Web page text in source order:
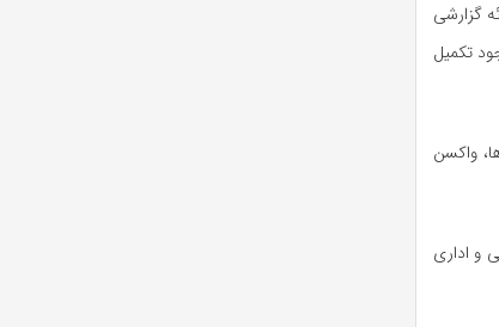
گزارشی
ظرفیت ۶۰ هزار قطعه، با وجود تکمیل
واکسن
و اداری